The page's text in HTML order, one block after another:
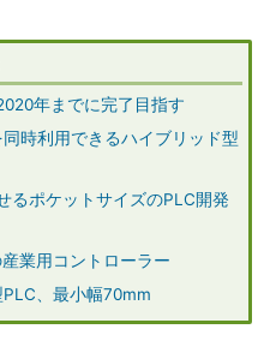
年までに完了目指す
時利用できるハイブリッド型
るポケットサイズのPLC開発
業用コントローラー
、最小幅70mm